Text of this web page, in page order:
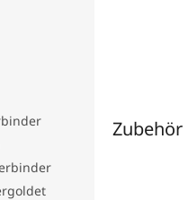
Zubehör